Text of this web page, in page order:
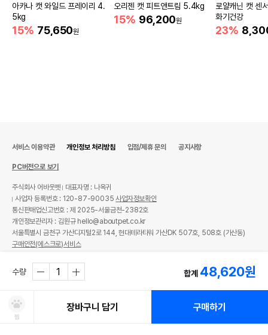
아카나 캣 와일드 프레이리 4.
5kg
15% 75,650원
오리젠 캣 피트앤트림 5.4kg
15% 96,200원
로얄캐닌 캣 센
화기건강
23%
수량 합계 48,620원
찜
장바구니 담기 구매하기
서비스 이용약관 개인정보 처리방침 입점/제휴 문의 공지사항
PC버전으로 보기
주식회사 어바웃펫
대표자명 : 나옥귀
사업자 등록번호 : 120-87-90035사업자정보확인
통신판매업신고번호 : 제 2025-서울금천-2382호
개인정보관리자 : 김원규 hello@aboutpet.co.kr
서울특별시 금천구 가산디지털2로 144, 현대테라타워 가산DK 507호, 508호 (가산동)
구매안전(에스크로)서비스